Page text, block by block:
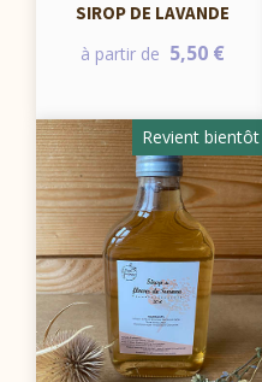
SIROP DE LAVANDE
à partir de 5,50 €
Revient bientôt